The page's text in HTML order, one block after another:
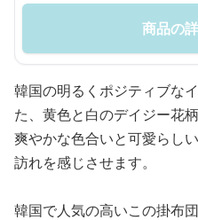
商品の
韓国の明るくポジティブな
た、黄色と白のデイジー花
爽やかな色合いと可愛らし
訪れを感じさせます。
韓国で人気の高いこの掛布